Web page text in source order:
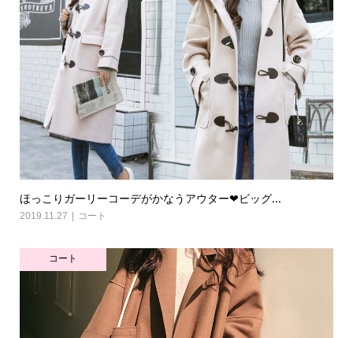
ほっこりガーリーコーデがかなうアウター❤ビッグ...
2019.11.27 コート
コート